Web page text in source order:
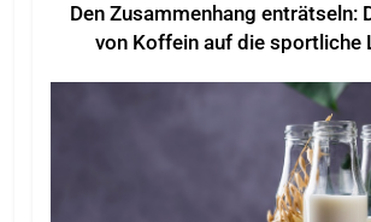
Den Zusammenhang enträtseln:
von Koffein auf die sportliche